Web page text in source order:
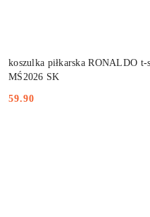
koszulka piłkarska RONALDO
MŚ2026 SK
Cena:
59.90